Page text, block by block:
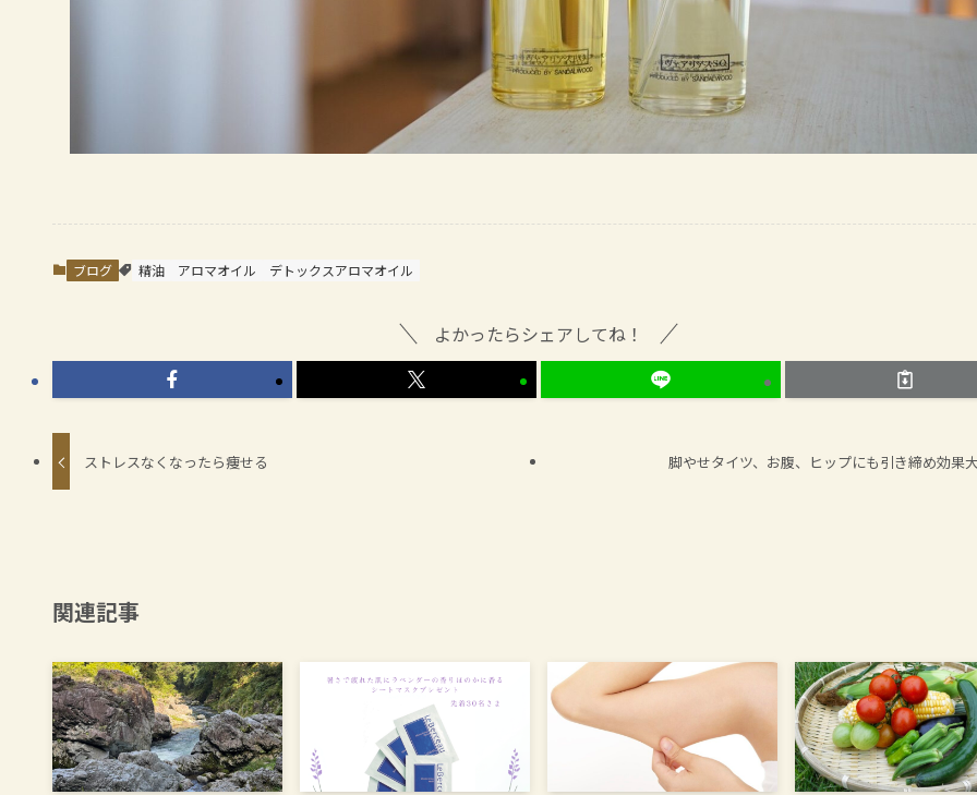
ブログ 精油 アロマオイル デトックスアロマオイル
よかったらシェアしてね！
ストレスなくなったら痩せる 脚やせタイツ、お腹、ヒップにも引き締め効果
関連記事